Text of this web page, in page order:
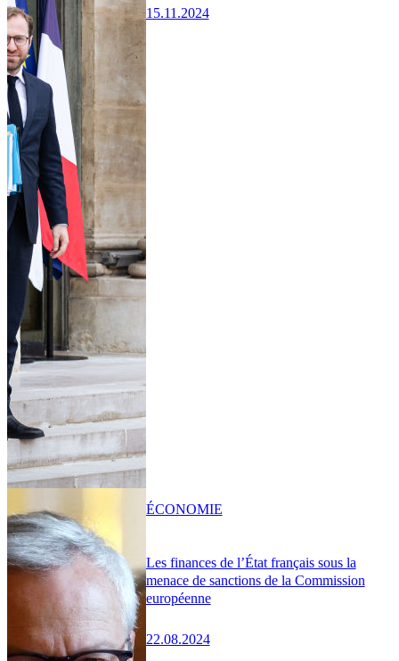
15.11.2024
Les finances de l’État français sous la
menace de sanctions de la Commission
européenne
22.08.2024
ÉCONOMIE